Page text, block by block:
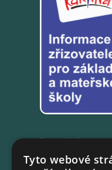
+420558 846 032
Tyto webové